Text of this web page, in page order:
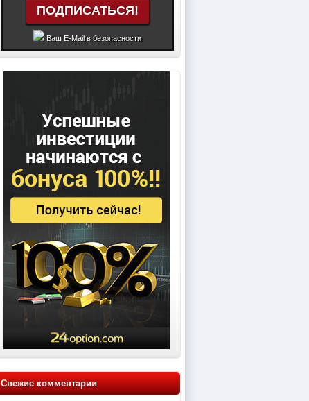
Ваш E-Mail в безопасности
Свежие комментарии